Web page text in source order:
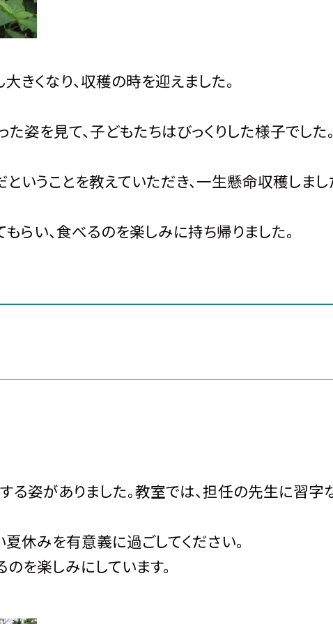
きくなり、収穫の時を迎えました。
姿を見て、子どもたちはびっくりした様子でした
いうことを教えていただき、一生懸命収穫しまし
い、食べるのを楽しみに持ち帰りました。
る姿がありました。教室では、担任の先生に習字
休みを有意義に過ごしてください。
を楽しみにしています。